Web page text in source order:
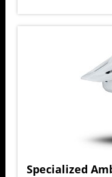
Specialized